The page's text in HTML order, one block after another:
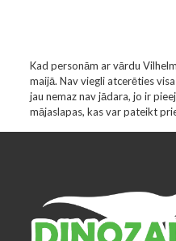
Kad personām ar vārdu
maijā. Nav viegli atcerēties
jau nemaz nav jādara, jo ir
mājaslapas, kas var pateikt